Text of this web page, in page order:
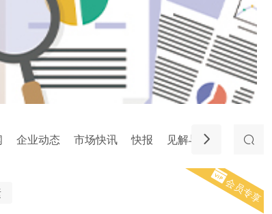
签单清淡；欧洲物流成本进一步
企业动态 市场快讯 快报 见解与随想 产品推介
会员专享